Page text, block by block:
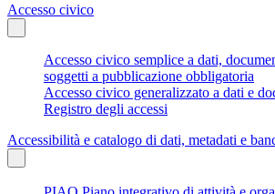
Accesso civico
Accesso civico semplice a dati,
soggetti a pubblicazione obbligatoria
Accesso civico generalizzato a dati e
Registro degli accessi
Accessibilità e catalogo di dati, metadati e